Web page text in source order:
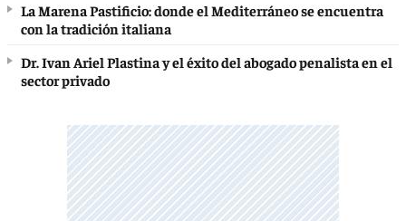
La Marena Pastificio: donde el Mediterráneo se encuentra
con la tradición italiana
Dr. Ivan Ariel Plastina y el éxito del abogado penalista en el
sector privado